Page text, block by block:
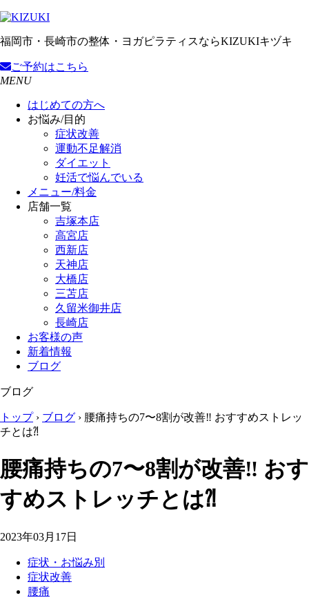
福岡市・長崎市の整体・ヨガピラティスならKIZUKIキヅキ
ご予約はこちら
MENU
はじめての方へ
お悩み/目的
症状改善
運動不足解消
ダイエット
妊活で悩んでいる
メニュー/料金
店舗一覧
吉塚本店
高宮店
西新店
天神店
大橋店
三苫店
久留米御井店
長崎店
お客様の声
新着情報
ブログ
ブログ
トップ› ブログ › 腰痛持ちの7〜8割が改善‼︎ おすすめストレッ
チとは⁈
腰痛持ちの7〜8割が改善‼︎ おす
すめストレッチとは⁈
2023年03月17日
症状・お悩み別
症状改善
腰痛